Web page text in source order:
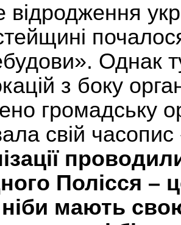
відродження
Однак
з боку
громадську
свій
Полісся –
мають